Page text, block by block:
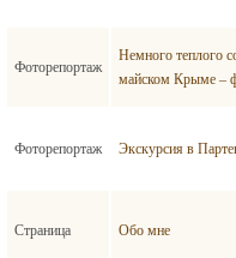
Фоторепортаж
Немного теплого
майском Крыме –
Фоторепортаж Экскурсия в
Страница Обо мне